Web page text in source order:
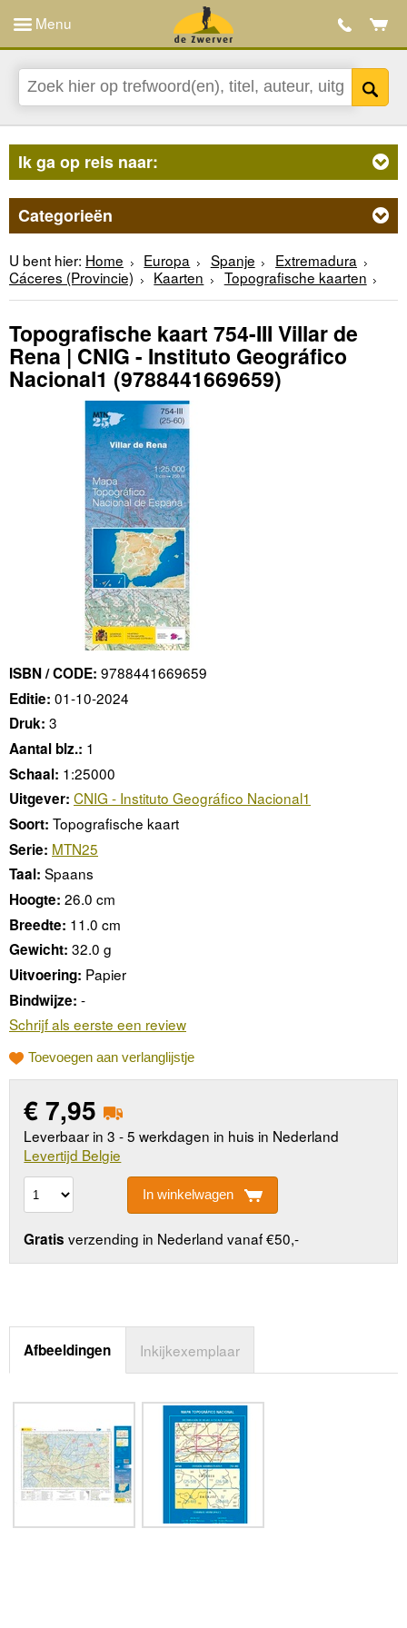
Menu
Ik ga op reis naar:
Categorieën
U bent hier: Home Europa Spanje
Extremadura
Cáceres (Provincie)
Kaarten Topografische kaarten
Topografische kaart 754-III Villar de
Rena | CNIG - Instituto Geográfico
Nacional1 (9788441669659)
ISBN / CODE: 9788441669659
Editie: 01-10-2024
Druk: 3
Aantal blz.: 1
Schaal: 1:25000
Uitgever: CNIG - Instituto Geográfico Nacional1
Soort: Topografische kaart
Serie: MTN25
Taal: Spaans
Hoogte: 26.0 cm
Breedte: 11.0 cm
Gewicht: 32.0 g
Uitvoering: Papier
Bindwijze: -
Schrijf als eerste een review
Toevoegen aan verlanglijstje
€7,95
Leverbaar in 3 - 5 werkdagen in huis in Nederland
Levertijd Belgie
In winkelwagen
Gratis verzending in Nederland vanaf €50,-
Afbeeldingen Inkijkexemplaar